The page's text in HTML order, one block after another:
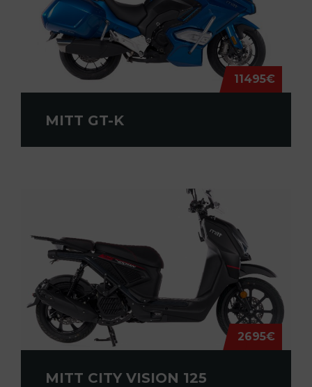
11495€
MITT GT-K
2695€
MITT CITY VISION 125